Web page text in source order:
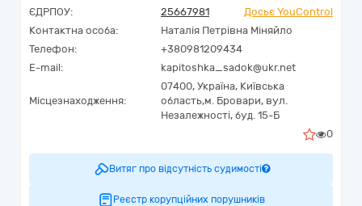
ЄДРПОУ:
25667981
Досьє YouControl
Контактна особа:
Наталія Петрівна Міняйло
Телефон:
+380981209434
E-mail:
kapitoshka_sadok@ukr.net
Місцезнаходження:
07400, Україна, Київська
область,м. Бровари, вул.
Незалежності, буд. 15-Б
0
Витяг про відсутність судимості
Реєстр корупційних порушників